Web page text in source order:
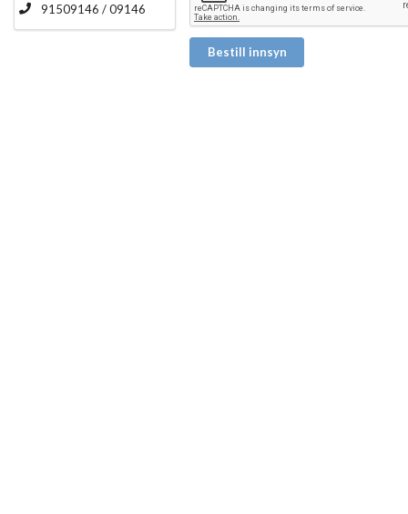
91509146 / 09146
Bestill innsyn